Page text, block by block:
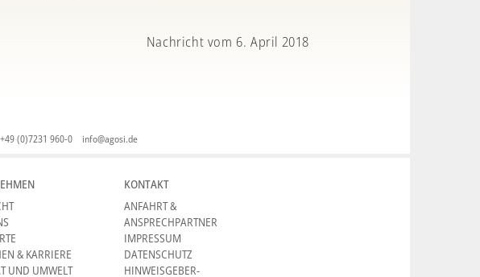
Nachricht vom 6. April 2018
(0)7231 960-0 info@agosi.de
& KARRIERE
UND UMWELT
KONTAKT
ANFAHRT &
ANSPRECHPARTNER
IMPRESSUM
DATENSCHUTZ
HINWEISGEBER-